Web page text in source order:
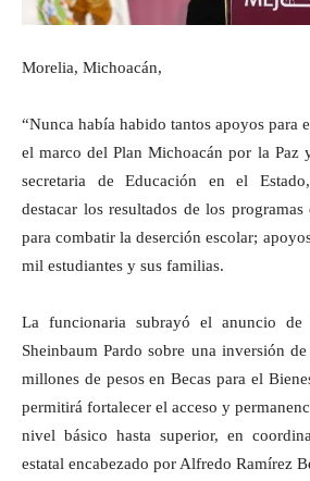
Morelia, Michoacán,
“Nunca había habido tantos apoyos para
el marco del Plan Michoacán por la Paz
secretaria de Educación en el
destacar los resultados de los
para combatir la deserción escolar;
mil estudiantes y sus familias.
La funcionaria subrayó el anuncio de
Sheinbaum Pardo sobre una inversión
millones de pesos en Becas para el
permitirá fortalecer el acceso y
nivel básico hasta superior, en
estatal encabezado por Alfredo Ramírez